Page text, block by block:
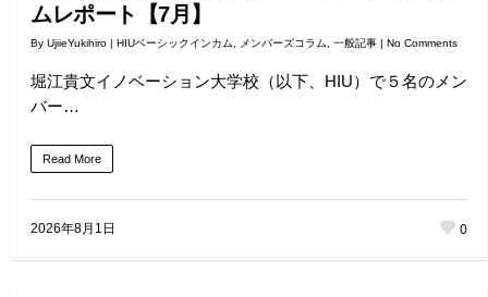
ムレポート【7月】
By UjiieYukihiro | HIUベーシックインカム メンバーズコラム 一般記事 | No Comments
堀江貴文イノベーション大学校（以下、HIU）で５名のメン
バー…
Read More
2026年8月1日 0